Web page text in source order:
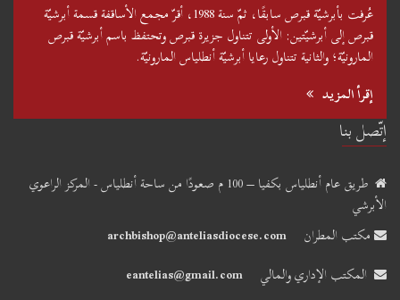
عُرفت بأبرشيّة قبرص سابقًا، ثمّ سنة 1988، أقرّ مجمع الأساقفة قسمة أبرشيّة
قبرص إلى أبرشيّتين: الأولى تتناول جزيرة قبرص وتحتفظ باسم أبرشيّة قبرص
المارونيّة؛ والثانية تتناول رعايا أبرشيّة أنطلياس المارونيّة.
إقرأ المزيد
إتّصل بنا
طريق عام أنطلياس بكفيا – 100 م صعودًا من ساحة أنطلياس - المركز الراعوي
الأبرشي
مكتب المطران
archbishop@anteliasdiocese.com
المكتب الإداري والمالي
eantelias@gmail.com